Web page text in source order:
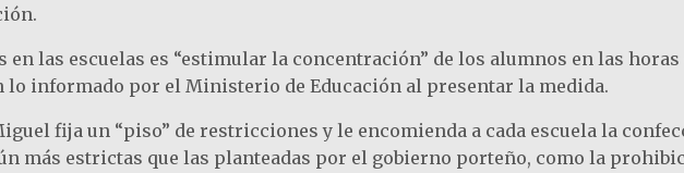
las escuelas es “estimular la concentración” de los alumnos en las
lo informado por el Ministerio de Educación al presentar la medida.
fija un “piso” de restricciones y le encomienda a cada escuela la
más estrictas que las planteadas por el gobierno porteño, como la